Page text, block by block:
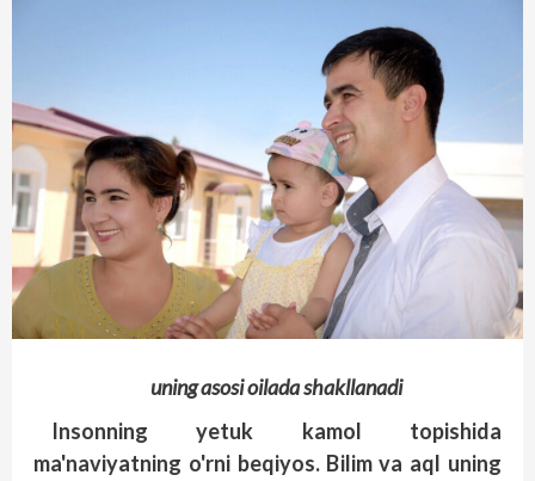
uning asosi oilada shakllanadi
Insonning yetuk kamol topishida
ma'naviyatning o'rni beqiyos. Bilim va aql uning